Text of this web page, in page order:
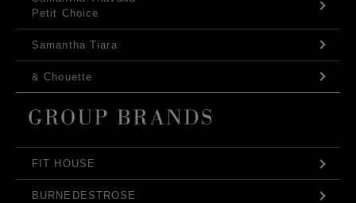
Petit Choice
Samantha Tiara
& Chouette
FIT HOUSE
BURNEDESTROSE